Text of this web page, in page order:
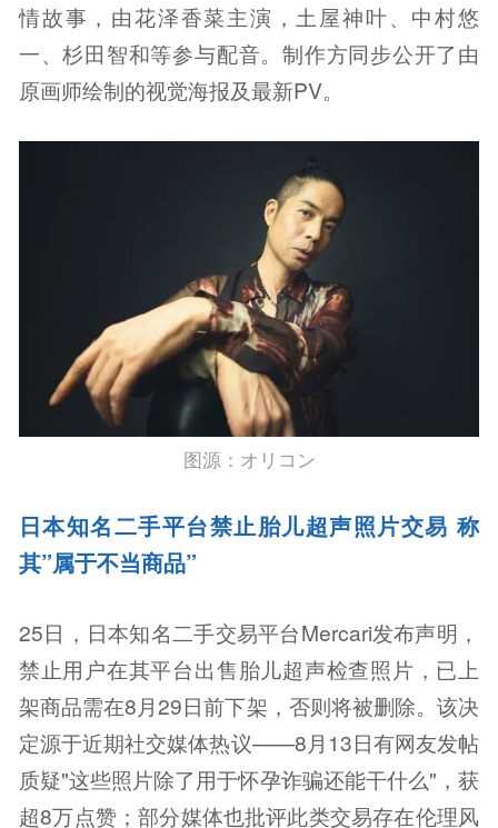
情故事，由花泽香菜主演，土屋神叶、中村悠
一、杉田智和等参与配音。制作方同步公开了由
原画师绘制的视觉海报及最新PV。
图源：オリコン
日本知名二手平台禁止胎儿超声照片交易 称
其”属于不当商品”
25日，日本知名二手交易平台Mercari发布声明，
禁止用户在其平台出售胎儿超声检查照片，已上
架商品需在8月29日前下架，否则将被删除。该决
定源于近期社交媒体热议——8月13日有网友发帖
质疑"这些照片除了用于怀孕诈骗还能干什么"，获
超8万点赞；部分媒体也批评此类交易存在伦理风